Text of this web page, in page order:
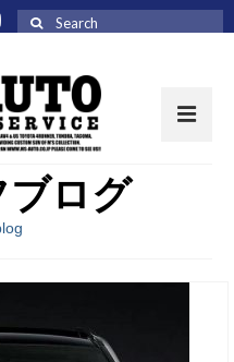
ブログ